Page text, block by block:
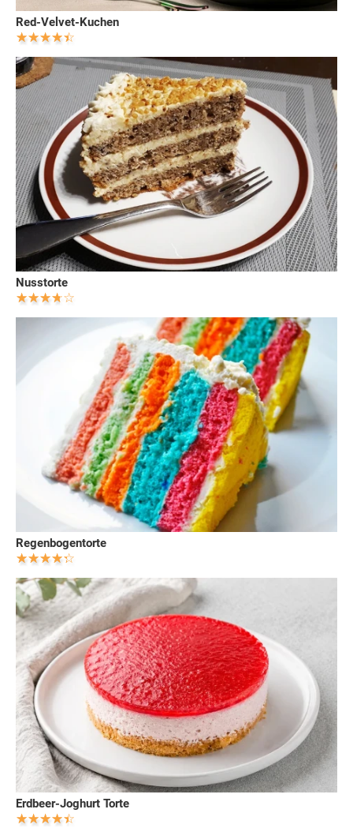
Red-Velvet-Kuchen
Nusstorte
Regenbogentorte
Erdbeer-Joghurt Torte